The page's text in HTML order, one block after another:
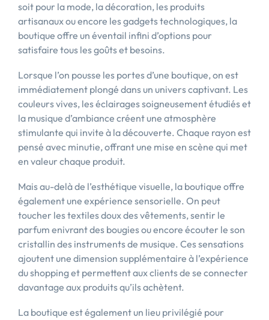
soit pour la mode, la décoration, les produits
artisanaux ou encore les gadgets technologiques, la
boutique offre un éventail infini d’options pour
satisfaire tous les goûts et besoins.
Lorsque l’on pousse les portes d’une boutique, on est
immédiatement plongé dans un univers captivant. Les
couleurs vives, les éclairages soigneusement étudiés et
la musique d’ambiance créent une atmosphère
stimulante qui invite à la découverte. Chaque rayon est
pensé avec minutie, offrant une mise en scène qui met
en valeur chaque produit.
Mais au-delà de l’esthétique visuelle, la boutique offre
également une expérience sensorielle. On peut
toucher les textiles doux des vêtements, sentir le
parfum enivrant des bougies ou encore écouter le son
cristallin des instruments de musique. Ces sensations
ajoutent une dimension supplémentaire à l’expérience
du shopping et permettent aux clients de se connecter
davantage aux produits qu’ils achètent.
La boutique est également un lieu privilégié pour